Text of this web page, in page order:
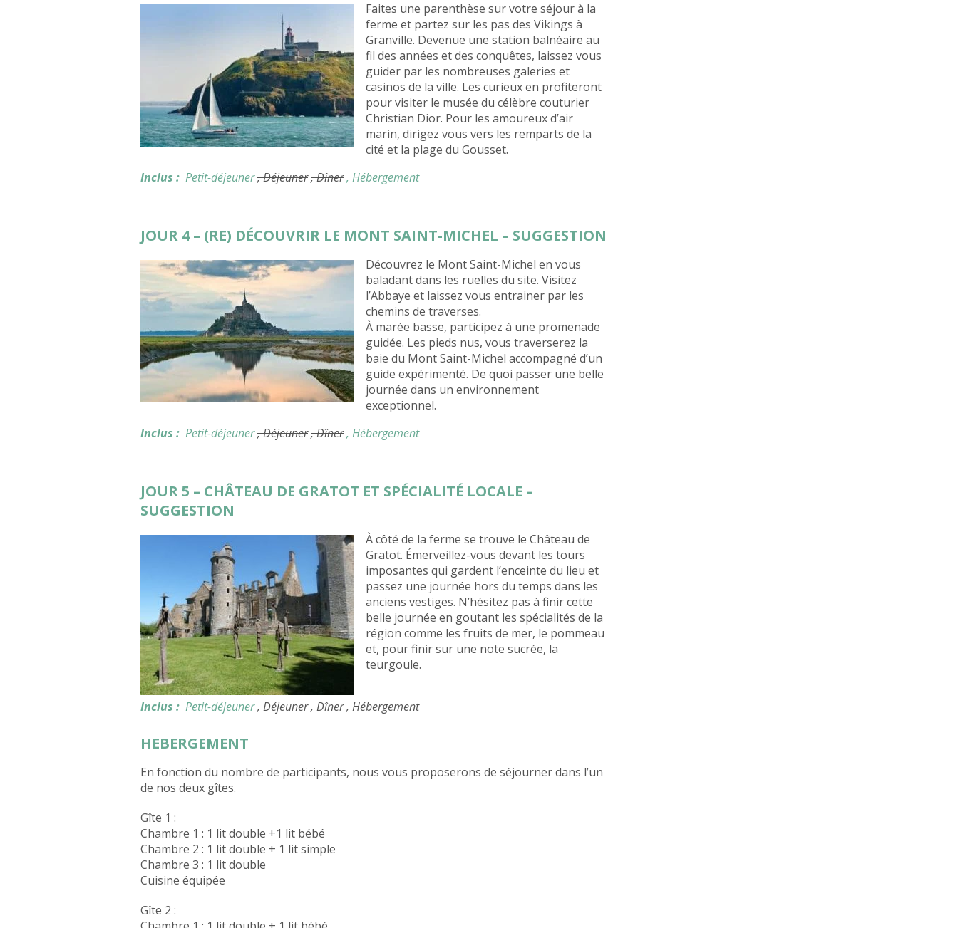
Faites une parenthèse sur votre séjour à la
ferme et partez sur les pas des Vikings à
Granville. Devenue une station balnéaire au
fil des années et des conquêtes, laissez vous
guider par les nombreuses galeries et
casinos de la ville. Les curieux en profiteront
pour visiter le musée du célèbre couturier
Christian Dior. Pour les amoureux d’air
marin, dirigez vous vers les remparts de la
cité et la plage du Gousset.
Inclus : Petit-déjeuner, Déjeuner, Dîner, Hébergement
JOUR 4 – (RE) DÉCOUVRIR LE MONT SAINT-MICHEL – SUGGESTION
Découvrez le Mont Saint-Michel en vous
baladant dans les ruelles du site. Visitez
l’Abbaye et laissez vous entrainer par les
chemins de traverses.
À marée basse, participez à une promenade
guidée. Les pieds nus, vous traverserez la
baie du Mont Saint-Michel accompagné d’un
guide expérimenté. De quoi passer une belle
journée dans un environnement
exceptionnel.
Inclus : Petit-déjeuner, Déjeuner, Dîner, Hébergement
JOUR 5 – CHÂTEAU DE GRATOT ET SPÉCIALITÉ LOCALE –
SUGGESTION
À côté de la ferme se trouve le Château de
Gratot. Émerveillez-vous devant les tours
imposantes qui gardent l’enceinte du lieu et
passez une journée hors du temps dans les
anciens vestiges. N’hésitez pas à finir cette
belle journée en goutant les spécialités de la
région comme les fruits de mer, le pommeau
et, pour finir sur une note sucrée, la
teurgoule.
Inclus : Petit-déjeuner, Déjeuner, Dîner, Hébergement
HEBERGEMENT
En fonction du nombre de participants, nous vous proposerons de séjourner dans l’un
de nos deux gîtes.
Gîte 1 :
Chambre 1 : 1 lit double +1 lit bébé
Chambre 2 : 1 lit double + 1 lit simple
Chambre 3 : 1 lit double
Cuisine équipée
Gîte 2 :